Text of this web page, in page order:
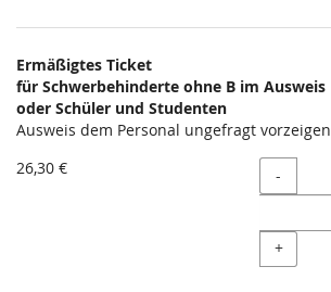
Ermäßigtes Ticket
für Schwerbehinderte ohne B im Ausweis
oder Schüler und Studenten
Ausweis dem Personal ungefragt vorzeigen
26,30 €
Menge
-
+